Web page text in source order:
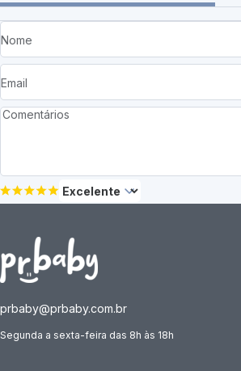
prbaby@prbaby.com.br
Segunda a sexta-feira das 8h às 18h